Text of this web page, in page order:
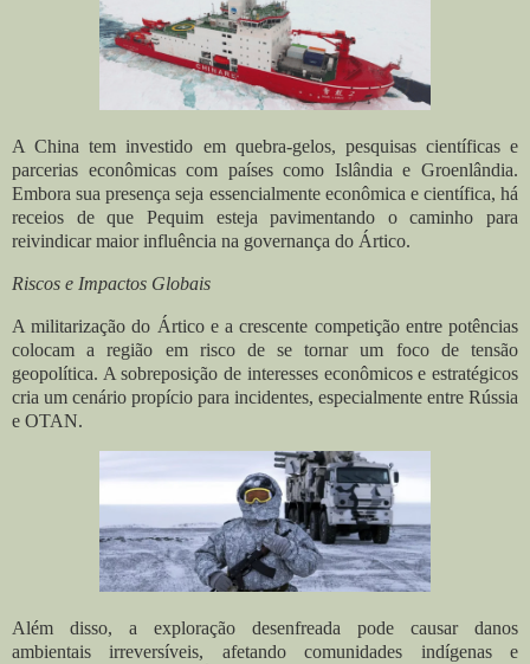
A China tem investido em quebra-gelos, pesquisas científicas e
parcerias econômicas com países como Islândia e Groenlândia.
Embora sua presença seja essencialmente econômica e científica, há
receios de que Pequim esteja pavimentando o caminho para
reivindicar maior influência na governança do Ártico.
Riscos e Impactos Globais
A militarização do Ártico e a crescente competição entre potências
colocam a região em risco de se tornar um foco de tensão
geopolítica. A sobreposição de interesses econômicos e estratégicos
cria um cenário propício para incidentes, especialmente entre Rússia
e OTAN.
Além disso, a exploração desenfreada pode causar danos
ambientais irreversíveis, afetando comunidades indígenas e